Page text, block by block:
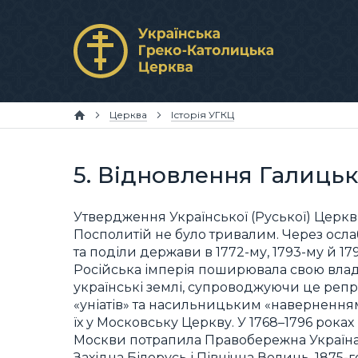
Церква Історія УГКЦ
5. Відновлення
Утвердження Української (Руської)
Посполитій не було тривалим. Через
та поділи держави в 1772-му, 1793-му й
Російська імперія поширювала свою
українські землі, супроводжуючи це
«уніатів» та насильницьким
їх у Московську Церкву. У 1768–1796
Москви потрапила Правобережна